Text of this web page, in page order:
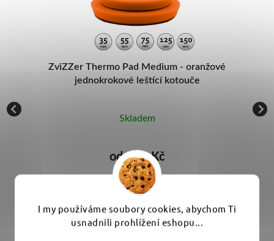
I my používáme soubory cookies, abychom Ti
usnadnili prohlížení eshopu...
Koch Chemie Mzr Mehrzweckreiniger -
čistič textilu a plastů
Skladem
od 327 Kč
DETAIL